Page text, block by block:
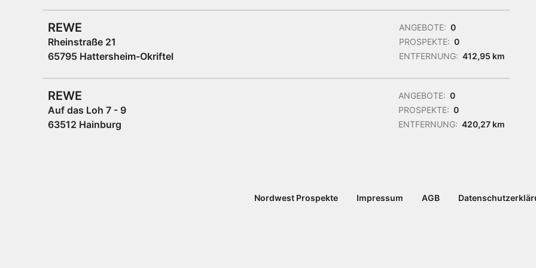
REWE
Rheinstraße 21
65795 Hattersheim-Okriftel
ANGEBOTE: 0
PROSPEKTE: 0
ENTFERNUNG: 412,95 km
REWE
Auf das Loh 7 - 9
63512 Hainburg
ANGEBOTE: 0
PROSPEKTE: 0
ENTFERNUNG: 420,27 km
Nordwest Prospekte Impressum AGB